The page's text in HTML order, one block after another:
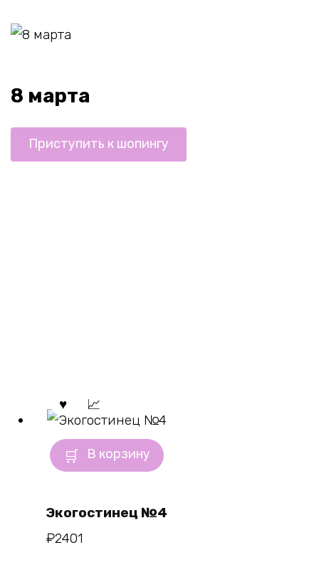
8 марта
Приступить к шопингу
В корзину
Экогостинец №4
₽2401